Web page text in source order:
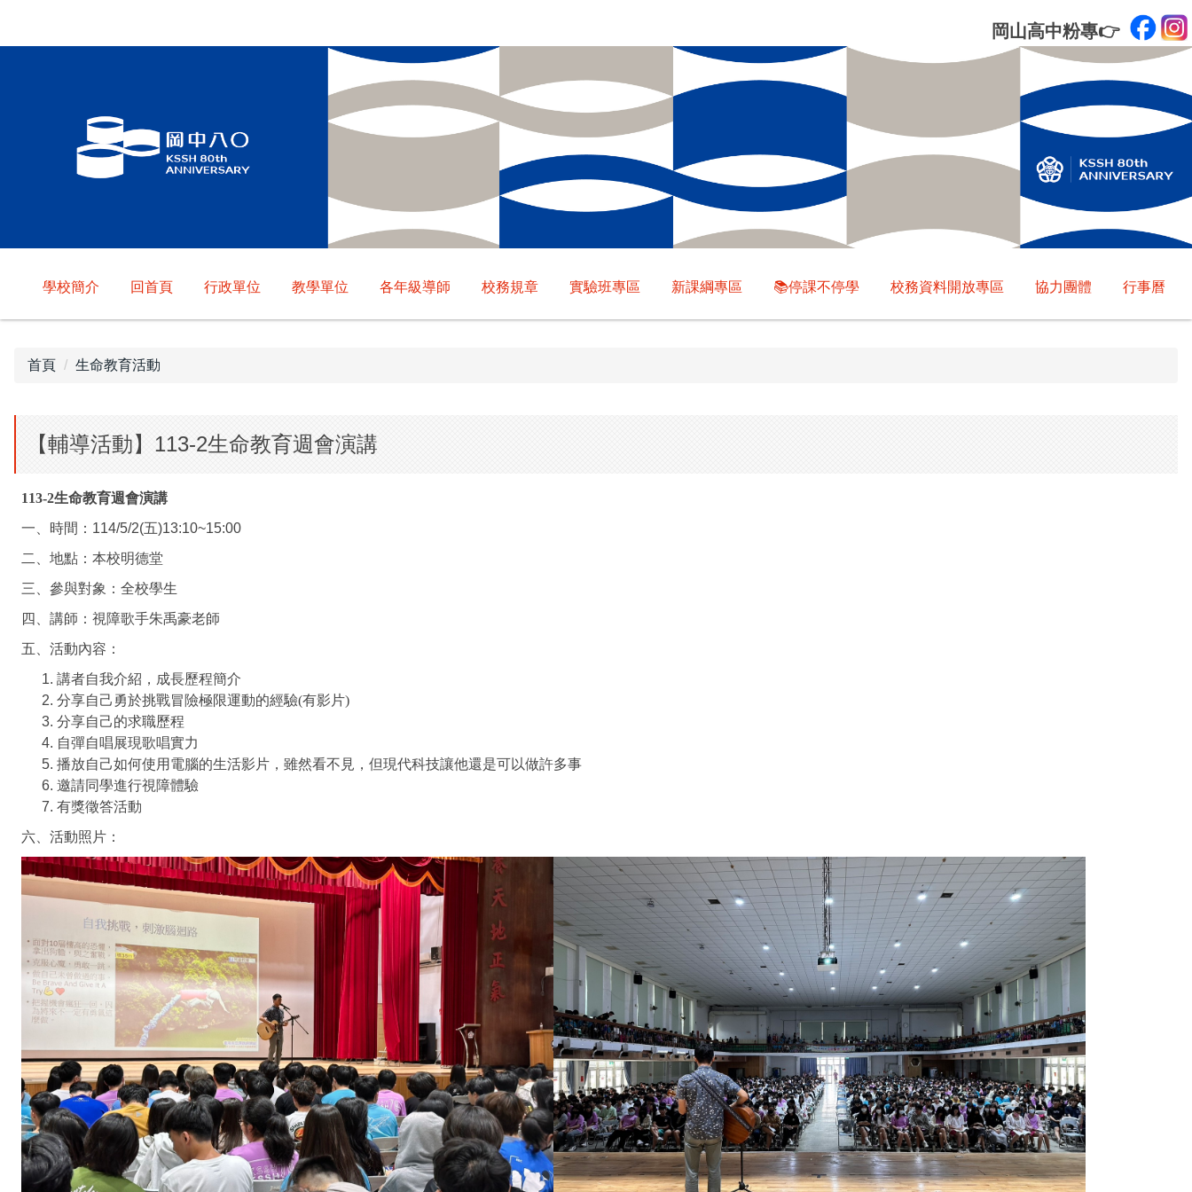
岡山高中粉專👉
學校簡介 回首頁 行政單位 教學單位 各年級導師 校務規章 實驗班專區 新課綱專區 📚停課不停學 校務資料開放專區 協力團體 行事曆
首頁 生命教育活動
【輔導活動】113-2生命教育週會演講
113-2生命教育週會演講
一、時間：114/5/2(五)13:10~15:00
二、地點：本校明德堂
三、參與對象：全校學生
四、講師：視障歌手朱禹豪老師
五、活動內容：
講者自我介紹，成長歷程簡介
分享自己勇於挑戰冒險極限運動的經驗(有影片)
分享自己的求職歷程
自彈自唱展現歌唱實力
播放自己如何使用電腦的生活影片，雖然看不見，但現代科技讓他還是可以做許多事
邀請同學進行視障體驗
有獎徵答活動
六、活動照片：